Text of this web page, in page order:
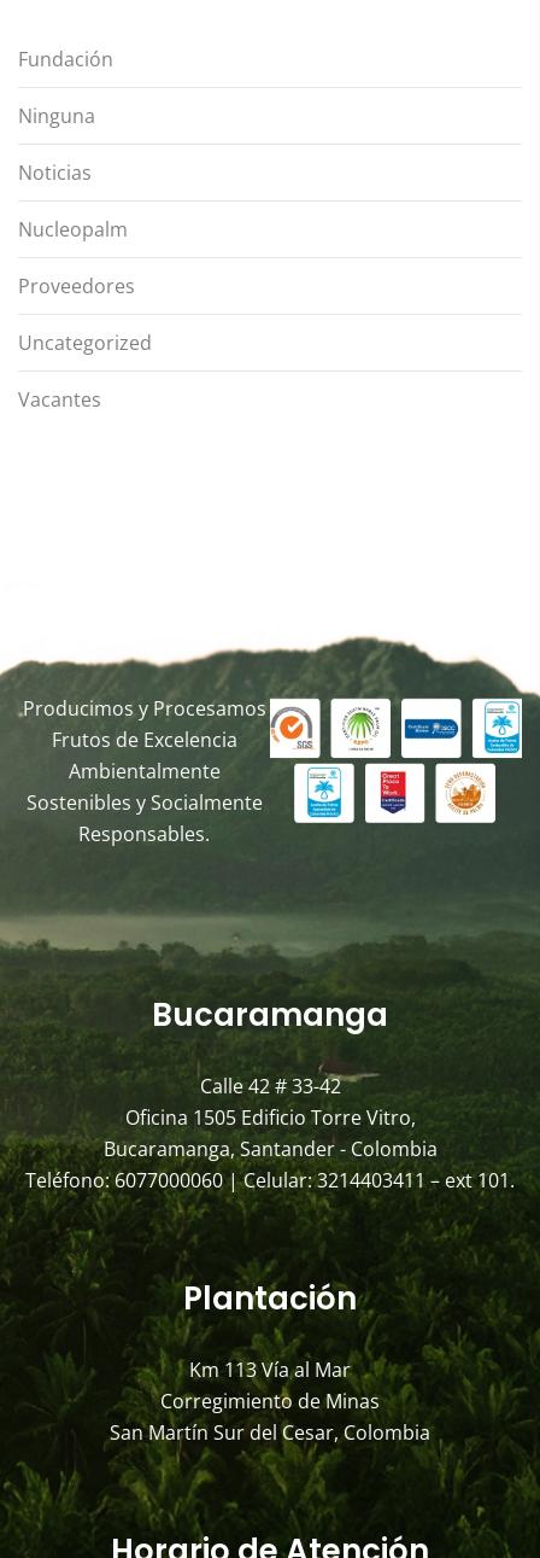
Fundación
Ninguna
Noticias
Nucleopalm
Proveedores
Uncategorized
Vacantes
Producimos y Procesamos
Frutos de Excelencia
Ambientalmente
Sostenibles y Socialmente
Responsables.
Bucaramanga
Calle 42 # 33-42
Oficina 1505 Edificio Torre Vitro,
Bucaramanga, Santander - Colombia
Teléfono: 6077000060 | Celular: 3214403411 – ext 101.
Plantación
Km 113 Vía al Mar
Corregimiento de Minas
San Martín Sur del Cesar, Colombia